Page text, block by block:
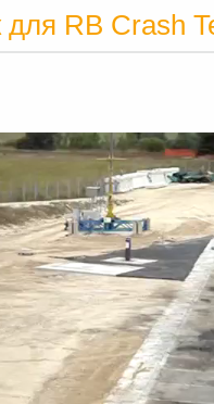
RB Crash